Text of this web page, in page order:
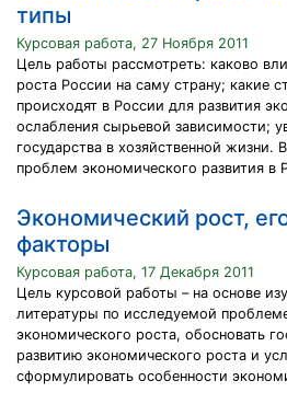
типы
Курсовая работа, 27 Ноября 2011
Цель работы рассмотреть: каково
роста России на саму страну; какие
происходят в России для развития
ослабления сырьевой зависимости;
государства в хозяйственной
проблем экономического развития в
Экономический рост,
факторы
Курсовая работа, 17 Декабря 2011
Цель курсовой работы – на основе
литературы по исследуемой
экономического роста, обосновать
развитию экономического роста и
сформулировать особенности